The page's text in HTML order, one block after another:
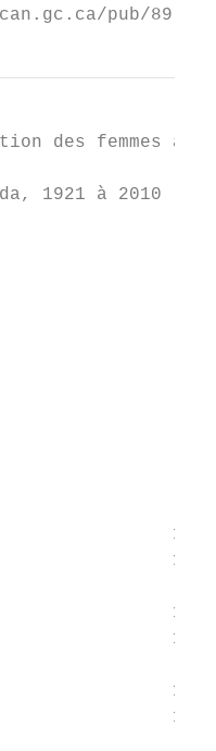
pub/89-
des
1921 à 2010
4
5
5
6
7
9
9
10
11
12
13
14
14